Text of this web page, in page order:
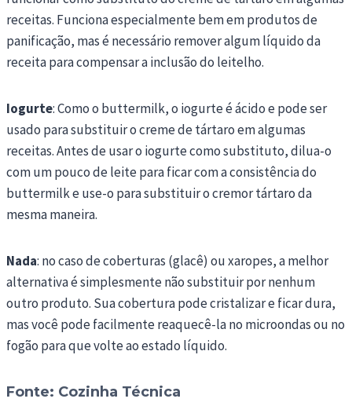
receitas. Funciona especialmente bem em produtos de
panificação, mas é necessário remover algum líquido da
receita para compensar a inclusão do leitelho.
Iogurte: Como o buttermilk, o iogurte é ácido e pode ser
usado para substituir o creme de tártaro em algumas
receitas. Antes de usar o iogurte como substituto, dilua-o
com um pouco de leite para ficar com a consistência do
buttermilk e use-o para substituir o cremor tártaro da
mesma maneira.
Nada: no caso de coberturas (glacê) ou xaropes, a melhor
alternativa é simplesmente não substituir por nenhum
outro produto. Sua cobertura pode cristalizar e ficar dura,
mas você pode facilmente reaquecê-la no microondas ou no
fogão para que volte ao estado líquido.
Fonte: Cozinha Técnica